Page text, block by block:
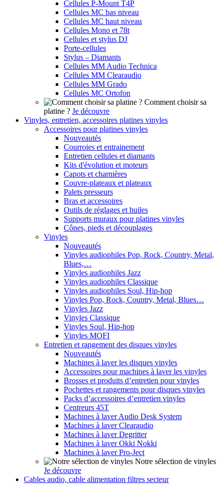
Cellules P-Mount T4P
Cellules MC bas niveau
Cellules MC haut niveau
Cellules Mono et 78t
Cellules et stylus DJ
Porte-cellules
Stylus – Diamants
Cellules MM Audio Technica
Cellules MM Clearaudio
Cellules MM Grado
Cellules MC Ortofon
Comment choisir sa
platine ? Je découvre
Vinyles, entretien, accessoires platines vinyles
Accessoires pour platines vinyles
Nouveautés
Courroies et entrainement
Entretien cellules et diamants
Kits d'évolution et moteurs
Capots et charnières
Couvre-plateaux et plateaux
Palets presseurs
Bras et accessoires
Outils de réglages et huiles
Supports muraux pour platines vinyles
Cônes, pieds et découplages
Vinyles
Nouveautés
Vinyles audiophiles Pop, Rock, Country, Metal,
Blues,…
Vinyles audiophiles Jazz
Vinyles audiophiles Classique
Vinyles audiophiles Soul, Hip-hop
Vinyles Pop, Rock, Country, Metal, Blues…
Vinyles Jazz
Vinyles Classique
Vinyles Soul, Hip-hop
Vinyles MOFI
Entretien et rangement des disques vinyles
Nouveautés
Machines à laver les disques vinyles
Accessoires pour machines à laver les vinyles
Brosses et produits d’entretien pour vinyles
Pochettes et rangements pour disques vinyles
Packs d’accessoires d’entretien vinyles
Centreurs 45T
Machines à laver Audio Desk System
Machines à laver Clearaudio
Machines à laver Degritter
Machines à laver Okki Nokki
Machines à laver Pro-Ject
Notre sélection de vinyles
Je découvre
Cables audio, cable alimentation filtres secteur